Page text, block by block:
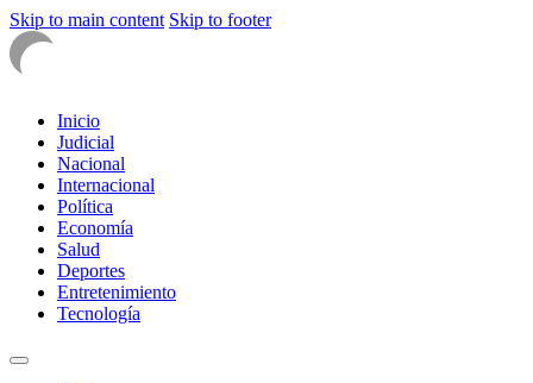
Skip to main content Skip to footer
Inicio
Judicial
Nacional
Internacional
Política
Economía
Salud
Deportes
Entretenimiento
Tecnología